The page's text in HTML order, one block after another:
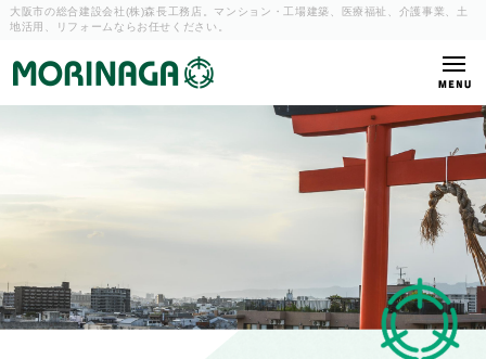
大阪市の総合建設会社(株)森長工務店。マンション・工場建築、
医療福祉、介護事業、土
地活用、リフォームならお任せください。